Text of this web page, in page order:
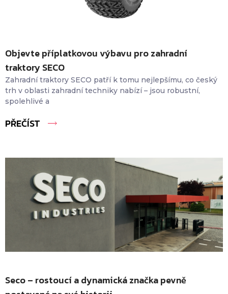
Objevte příplatkovou výbavu pro zahradní
traktory SECO
Zahradní traktory SECO patří k tomu nejlepšímu, co český
trh v oblasti zahradní techniky nabízí – jsou robustní,
spolehlivé a
PŘEČÍST
Seco – rostoucí a dynamická značka pevně